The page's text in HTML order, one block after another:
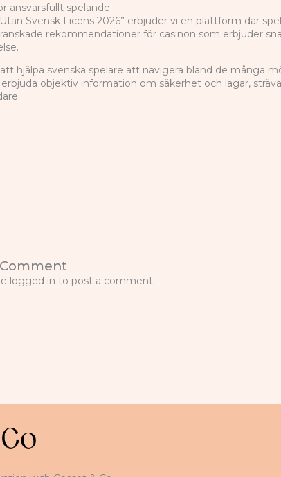
ansvarsfullt spelande
Utan Svensk Licens 2026” erbjuder vi en plattform där
rekommendationer för casinon som erbjuder
hjälpa svenska spelare att navigera bland de många
objektiv information om säkerhet och lagar,
logged in to post a comment.